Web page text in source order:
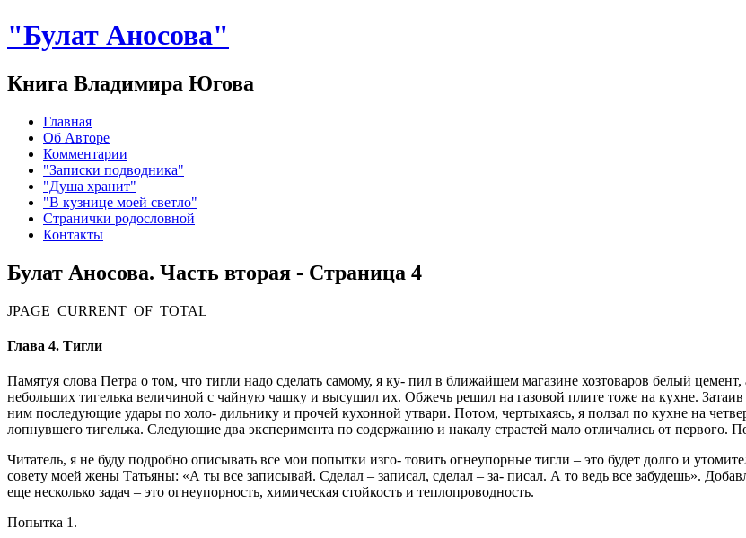
"Булат Аносова"
Книга Владимира Югова
Главная
Об Авторе
Комментарии
"Записки подводника"
"Душа хранит"
"В кузнице моей светло"
Странички родословной
Контакты
Булат Аносова. Часть вторая - Страница 4
JPAGE_CURRENT_OF_TOTAL
Глава 4. Тигли
Памятуя слова Петра о том, что тигли надо сделать самому, я ку- пил в ближайшем магазине хозтоваров белый
небольших тигелька величиной с чайную чашку и высушил их. Обжечь решил на газовой плите тоже на кухне.
ним последующие удары по холо- дильнику и прочей кухонной утвари. Потом, чертыхаясь, я ползал по кухне на
лопнувшего тигелька. Следующие два эксперимента по содержанию и накалу страстей мало отличались от первого.
Читатель, я не буду подробно описывать все мои попытки изго- товить огнеупорные тигли – это будет долго и
совету моей жены Татьяны: «А ты все записывай. Сделал – записал, сделал – за- писал. А то ведь все забудешь».
еще несколько задач – это огнеупорность, химическая стойкость и теплопроводность.
Попытка 1.